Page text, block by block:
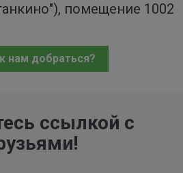
помещение 1002
нам добраться?
ссылкой с